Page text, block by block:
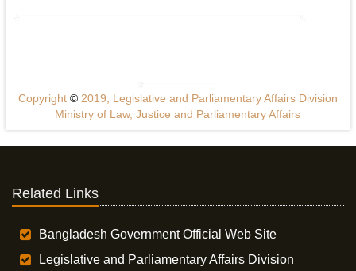
Copyright ©2019, Legislative and Parliamentary Affairs Division
Ministry of Law, Justice and Parliamentary Affairs
Related Links
Bangladesh Government Official Web Site
Legislative and Parliamentary Affairs Division